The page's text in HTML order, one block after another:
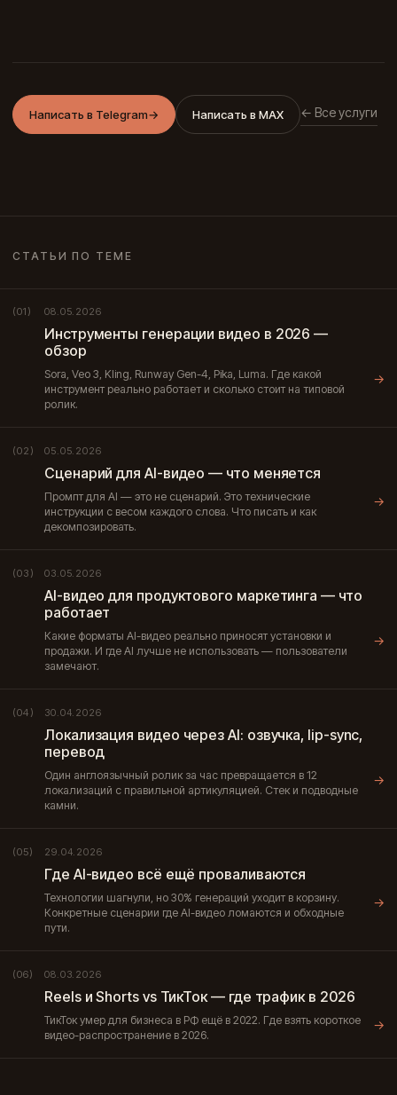
Написать в Telegram→ Написать в MAX ← Все услуги
СТАТЬИ ПО ТЕМЕ
(01) 08.05.2026
Инструменты генерации видео в 2026 —
обзор
Sora, Veo 3, Kling, Runway Gen-4, Pika, Luma. Где какой
инструмент реально работает и сколько стоит на типовой
ролик.
→
(02) 05.05.2026
Сценарий для AI-видео — что меняется
Промпт для AI — это не сценарий. Это технические
инструкции с весом каждого слова. Что писать и как
декомпозировать.
→
(03) 03.05.2026
AI-видео для продуктового маркетинга — что
работает
Какие форматы AI-видео реально приносят установки и
продажи. И где AI лучше не использовать — пользователи
замечают.
→
(04) 30.04.2026
Локализация видео через AI: озвучка, lip-sync,
перевод
Один англоязычный ролик за час превращается в 12
локализаций с правильной артикуляцией. Стек и подводные
камни.
→
(05) 29.04.2026
Где AI-видео всё ещё проваливаются
Технологии шагнули, но 30% генераций уходит в корзину.
Конкретные сценарии где AI-видео ломаются и обходные
пути.
→
(06) 08.03.2026
Reels и Shorts vs ТикТок — где трафик в 2026
ТикТок умер для бизнеса в РФ ещё в 2022. Где взять короткое
видео-распространение в 2026.
→